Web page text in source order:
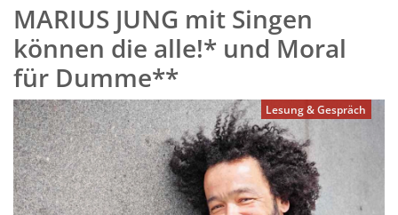
MARIUS JUNG mit Singen
können die alle!* und Moral
für Dumme**
Lesung & Gespräch